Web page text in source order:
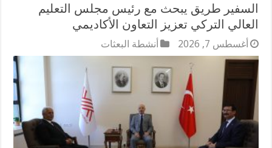
السفير طريق يبحث مع رئيس مجلس التعليم
العالي التركي تعزيز التعاون الأكاديمي
أغسطس 7, 2026 أنشطة البعثات